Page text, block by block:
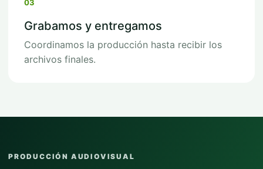
03
Grabamos y entregamos
Coordinamos la producción hasta recibir los
archivos finales.
PRODUCCIÓN AUDIOVISUAL